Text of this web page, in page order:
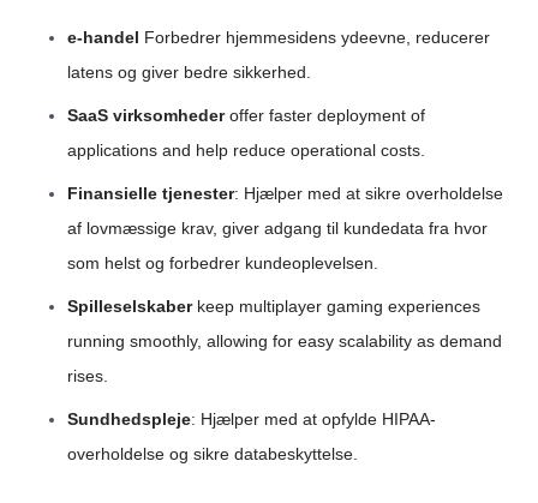
e-handel Forbedrer hjemmesidens ydeevne, reducerer
latens og giver bedre sikkerhed.
SaaS virksomhederoffer faster deployment of
applications and help reduce operational costs.
Finansielle tjenester: Hjælper med at sikre overholdelse
af lovmæssige krav, giver adgang til kundedata fra hvor
som helst og forbedrer kundeoplevelsen.
Spilleselskaberkeep multiplayer gaming experiences
running smoothly, allowing for easy scalability as demand
rises.
Sundhedspleje: Hjælper med at opfylde HIPAA-
overholdelse og sikre databeskyttelse.